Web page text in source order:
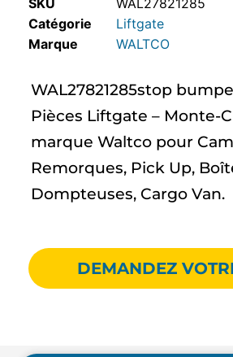
SKU
WAL27821285
Catégorie
Liftgate
WALTCO
WAL27821285stop
Pièces Liftgate – Monte-
marque Waltco pour
Remorques, Pick Up,
Dompteuses, Cargo Van.
DEMANDEZ